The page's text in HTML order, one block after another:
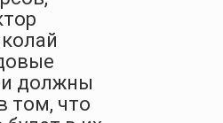
должны
том, что